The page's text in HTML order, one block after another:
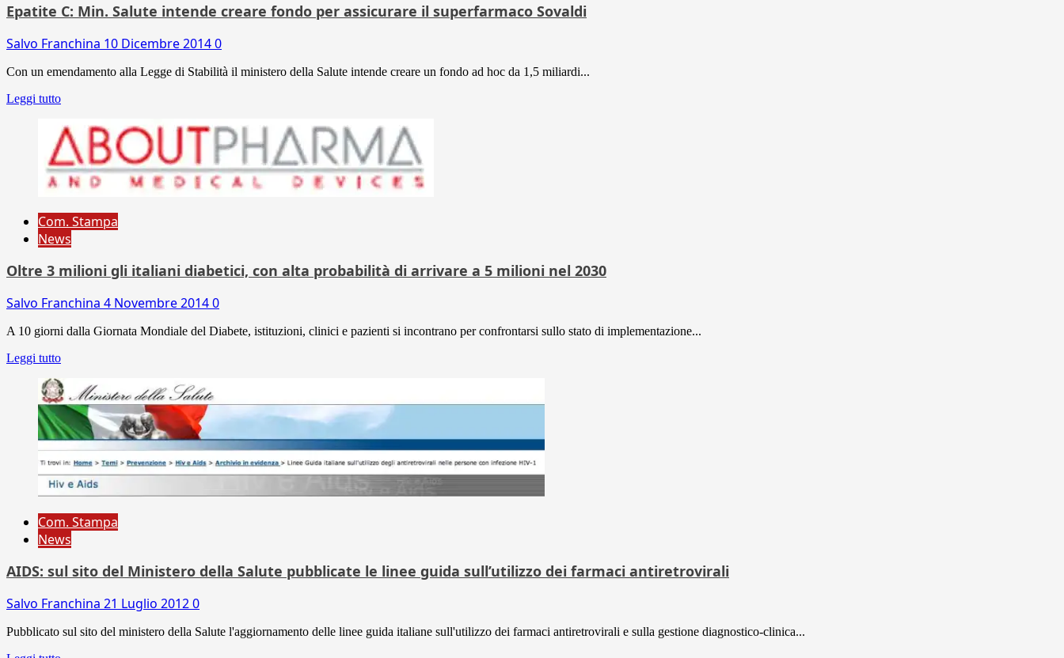
Epatite C: Min. Salute intende creare fondo per assicurare il superfarmaco Sovaldi
Salvo Franchina 10 Dicembre 20140
Con un emendamento alla Legge di Stabilità il ministero della Salute intende creare un fondo ad hoc da 1,5 miliardi...
Leggi tutto
Com. Stampa
News
Oltre 3 milioni gli italiani diabetici, con alta probabilità di arrivare a 5 milioni nel 2030
Salvo Franchina 4 Novembre 20140
A 10 giorni dalla Giornata Mondiale del Diabete, istituzioni, clinici e pazienti si incontrano per confrontarsi sullo stato di implementazione...
Leggi tutto
Com. Stampa
News
AIDS: sul sito del Ministero della Salute pubblicate le linee guida sull’utilizzo dei farmaci antiretrovirali
Salvo Franchina 21 Luglio 20120
Pubblicato sul sito del ministero della Salute l'aggiornamento delle linee guida italiane sull'utilizzo dei farmaci antiretrovirali e sulla gestione diagnostico-clinica...